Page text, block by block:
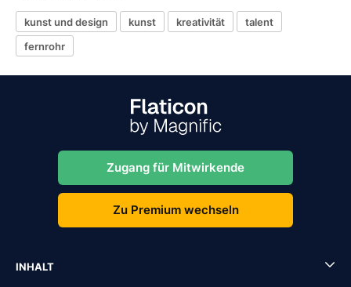
kunst und design kunst kreativität
talent
fernrohr
Zugang für Mitwirkende
Zu Premium wechseln
INHALT